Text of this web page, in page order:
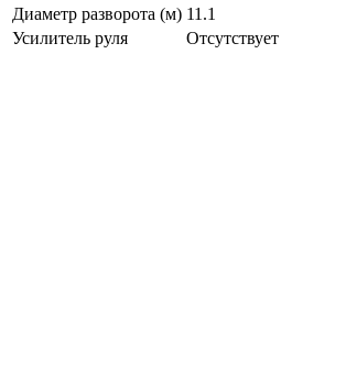
Диаметр разворота (м) 11.1
Усилитель руля
Отсутствует